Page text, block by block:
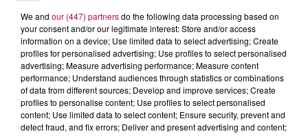
Nos Réseaux :
Site : http://bit.ly/2Zepr3Y
Facebook : http://bit.ly/2ZljaDs
Insta : http://bit.ly/2KFWzxq
Twitter : http://bit.ly/2F3R1cw
Présentation : Nicolas Fabiani
Cadrage & Montage : Meiwen Lavenant, Martin
We and our (447) partnersdo the following data processing based on
your consent and/or our legitimate interest: Store and/or access
information on a device; Use limited data to select advertising; Create
profiles for personalised advertising; Use profiles to select personalised
advertising; Measure advertising performance; Measure content
performance; Understand audiences through statistics or combinations
of data from different sources; Develop and improve services; Create
profiles to personalise content; Use profiles to select personalised
content; Use limited data to select content; Ensure security, prevent and
detect fraud, and fix errors; Deliver and present advertising and content;